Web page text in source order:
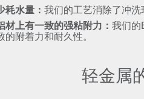
耗水量： 我们的工艺消除了冲洗
材上有一致的强粘附力： 我们的
的附着力和耐久性。
轻金属